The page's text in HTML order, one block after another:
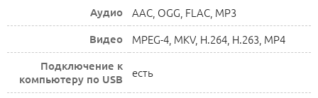
Аудио AAC, OGG, FLAC, MP3
Видео MPEG-4, MKV, H.264, H.263, MP4
Подключение к
компьютеру по USB
есть